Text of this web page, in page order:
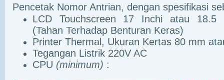
Pencetak Nomor Antrian, dengan spesifikasi
LCD Touchscreen 17 Inchi atau 18.5
(Tahan Terhadap Benturan Keras)
Printer Thermal, Ukuran Kertas 80 mm
Tegangan Listrik 220V AC
CPU (minimum) :